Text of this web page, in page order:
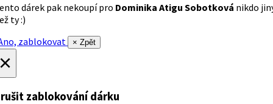
dárek pak nekoupí pro Dominika Atigu Sobotková nikdo
ty :)
zablokovat
× Zpět
zablokování dárku